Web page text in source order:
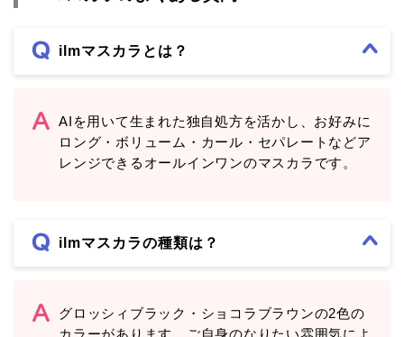
ilmマスカラとは？
AIを用いて生まれた独自処方を活かし、お好みに
ロング・ボリューム・カール・セパレートなどア
レンジできるオールインワンのマスカラです。
ilmマスカラの種類は？
グロッシィブラック・ショコラブラウンの2色の